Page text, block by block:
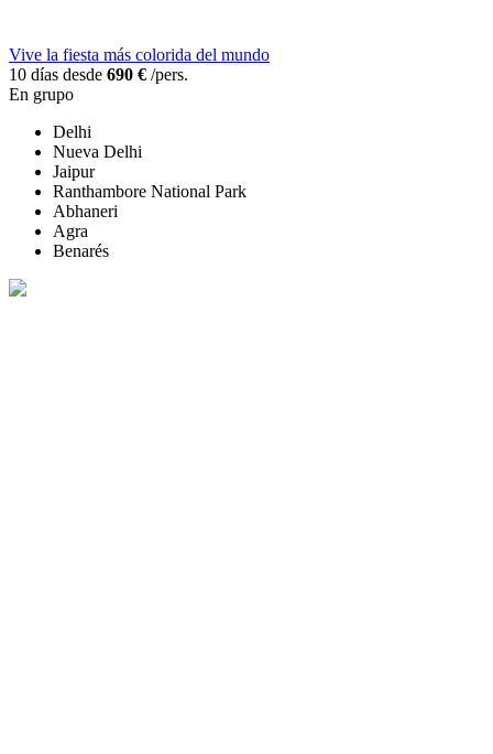
Vive la fiesta más colorida del mundo
10 días desde 690 € /pers.
En grupo
Delhi
Nueva Delhi
Jaipur
Ranthambore National Park
Abhaneri
Agra
Benarés